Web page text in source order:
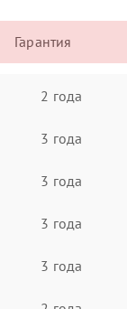
Гарантия
2 года
3 года
3 года
3 года
3 года